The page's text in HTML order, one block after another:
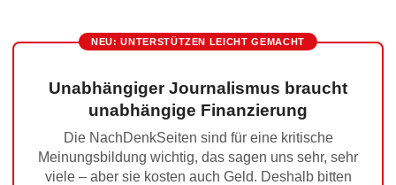
NEU: UNTERSTÜTZEN LEICHT GEMACHT
Unabhängiger Journalismus braucht
unabhängige Finanzierung
Die NachDenkSeiten sind für eine kritische
Meinungsbildung wichtig, das sagen uns sehr, sehr
viele – aber sie kosten auch Geld. Deshalb bitten